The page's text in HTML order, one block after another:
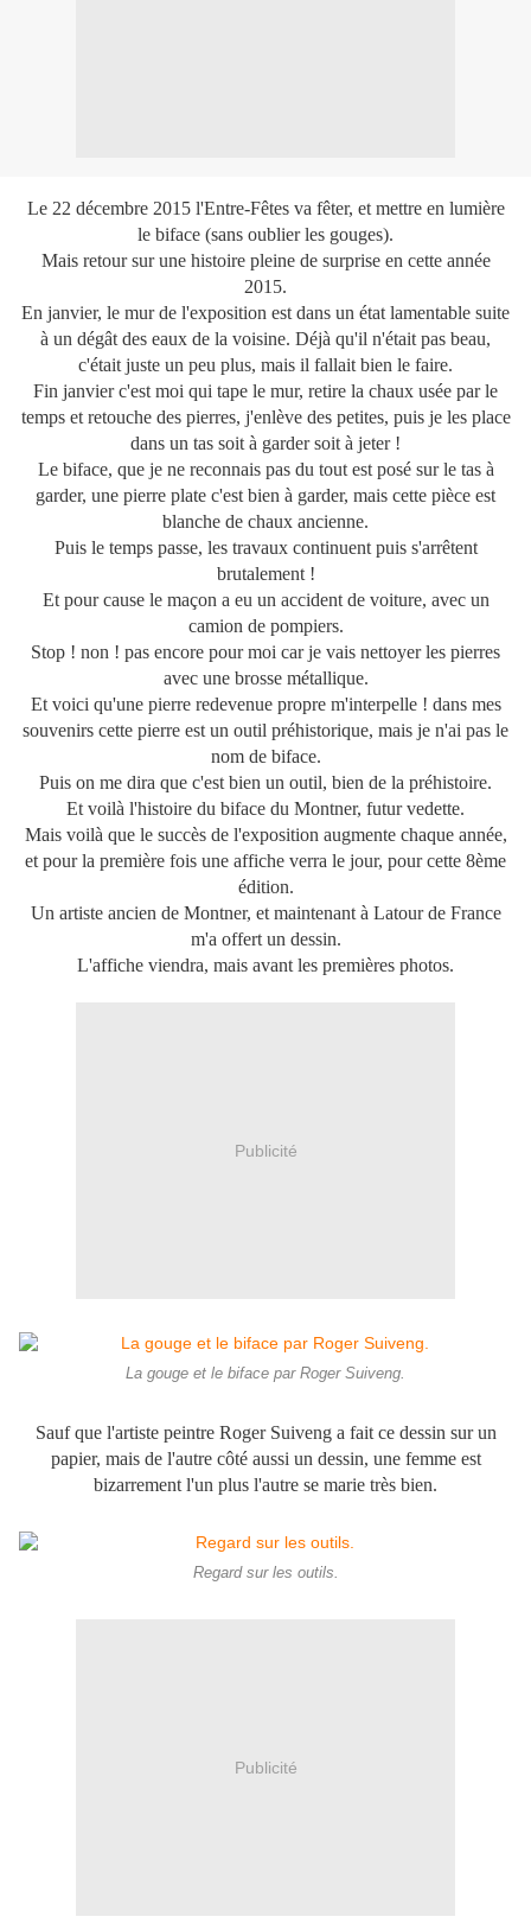
Le 22 décembre 2015 l'Entre-Fêtes va fêter, et mettre en lumière
le biface (sans oublier les gouges).
Mais retour sur une histoire pleine de surprise en cette année
2015.
En janvier, le mur de l'exposition est dans un état lamentable suite
à un dégât des eaux de la voisine. Déjà qu'il n'était pas beau,
c'était juste un peu plus, mais il fallait bien le faire.
Fin janvier c'est moi qui tape le mur, retire la chaux usée par le
temps et retouche des pierres, j'enlève des petites, puis je les place
dans un tas soit à garder soit à jeter !
Le biface, que je ne reconnais pas du tout est posé sur le tas à
garder, une pierre plate c'est bien à garder, mais cette pièce est
blanche de chaux ancienne.
Puis le temps passe, les travaux continuent puis s'arrêtent
brutalement !
Et pour cause le maçon a eu un accident de voiture, avec un
camion de pompiers.
Stop ! non ! pas encore pour moi car je vais nettoyer les pierres
avec une brosse métallique.
Et voici qu'une pierre redevenue propre m'interpelle ! dans mes
souvenirs cette pierre est un outil préhistorique, mais je n'ai pas le
nom de biface.
Puis on me dira que c'est bien un outil, bien de la préhistoire.
Et voilà l'histoire du biface du Montner, futur vedette.
Mais voilà que le succès de l'exposition augmente chaque année,
et pour la première fois une affiche verra le jour, pour cette 8ème
édition.
Un artiste ancien de Montner, et maintenant à Latour de France
m'a offert un dessin.
L'affiche viendra, mais avant les premières photos.
Publicité
La gouge et le biface par Roger Suiveng.
Sauf que l'artiste peintre Roger Suiveng a fait ce dessin sur un
papier, mais de l'autre côté aussi un dessin, une femme est
bizarrement l'un plus l'autre se marie très bien.
Regard sur les outils.
Publicité